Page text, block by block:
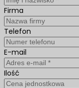
Firma
Telefon
E-mail
Ilość